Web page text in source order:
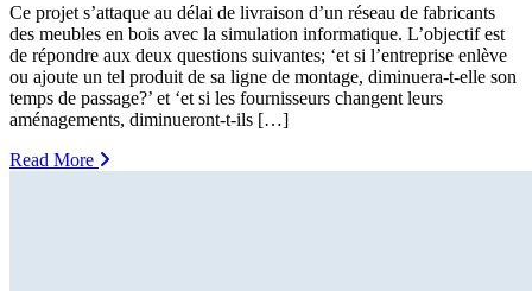
Ce projet s’attaque au délai de livraison d’un réseau de fabricants
des meubles en bois avec la simulation informatique. L’objectif est
de répondre aux deux questions suivantes; ‘et si l’entreprise enlève
ou ajoute un tel produit de sa ligne de montage, diminuera-t-elle son
temps de passage?’ et ‘et si les fournisseurs changent leurs
aménagements, diminueront-t-ils […]
Read More